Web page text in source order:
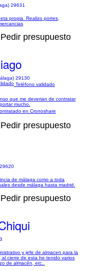
29631
propia. Realizo portes,
Pedir presupuesto
29130
Teléfono validado
que me deverian de contratar
mucho.
en Cronoshare
Pedir presupuesto
de málaga como a toda
desde málaga hasta madrid.
Pedir presupuesto
y jefe de almacen para la
cierre de esta he tenido varios
de almacén, etc..